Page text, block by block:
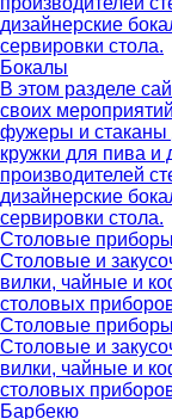
дизайнерские
сервировки стола.
Бокалы
В этом разделе
своих
фужеры и стаканы
кружки для пива и
производителей
дизайнерские
сервировки стола.
Столовые
Столовые и
вилки, чайные и
столовых
Столовые
Столовые и
вилки, чайные и
столовых
Барбекю